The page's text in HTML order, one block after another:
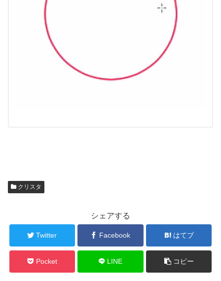
クリスタ
シェアする
Twitter Facebook はてブ
Pocket LINE コピー